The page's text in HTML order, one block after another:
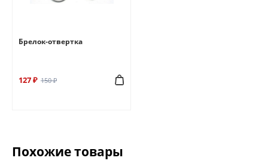
Брелок-отвертка
127 ₽ 150 ₽
Похожие товары